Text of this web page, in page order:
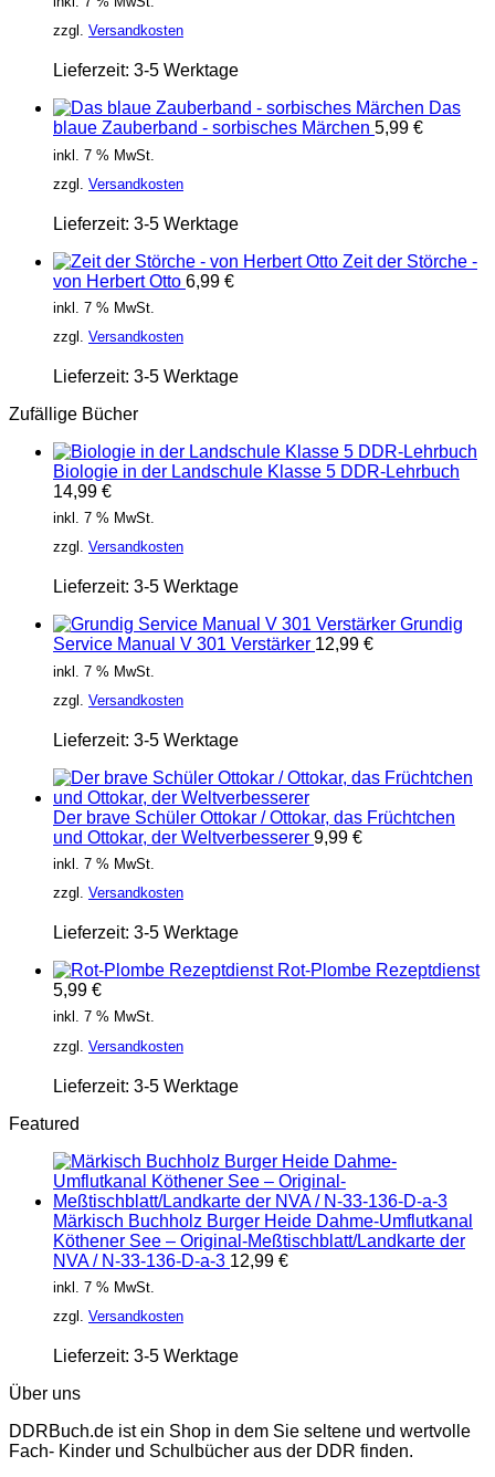
zzgl. Versandkosten
Lieferzeit: 3-5 Werktage
Das
blaue Zauberband - sorbisches Märchen 5,99 €
inkl. 7 % MwSt.
zzgl. Versandkosten
Lieferzeit: 3-5 Werktage
Zeit der Störche -
von Herbert Otto 6,99 €
inkl. 7 % MwSt.
zzgl. Versandkosten
Lieferzeit: 3-5 Werktage
Zufällige Bücher
Biologie in der Landschule Klasse 5 DDR-Lehrbuch
14,99 €
inkl. 7 % MwSt.
zzgl. Versandkosten
Lieferzeit: 3-5 Werktage
Grundig
Service Manual V 301 Verstärker 12,99 €
inkl. 7 % MwSt.
zzgl. Versandkosten
Lieferzeit: 3-5 Werktage
Der brave Schüler Ottokar / Ottokar, das Früchtchen
und Ottokar, der Weltverbesserer 9,99 €
inkl. 7 % MwSt.
zzgl. Versandkosten
Lieferzeit: 3-5 Werktage
Rot-Plombe Rezeptdienst
5,99 €
inkl. 7 % MwSt.
zzgl. Versandkosten
Lieferzeit: 3-5 Werktage
Featured
Märkisch Buchholz Burger Heide Dahme-Umflutkanal
Köthener See – Original-Meßtischblatt/Landkarte der
NVA / N-33-136-D-a-3 12,99 €
inkl. 7 % MwSt.
zzgl. Versandkosten
Lieferzeit: 3-5 Werktage
Über uns
DDRBuch.de ist ein Shop in dem Sie seltene und wertvolle
Fach- Kinder und Schulbücher aus der DDR finden.